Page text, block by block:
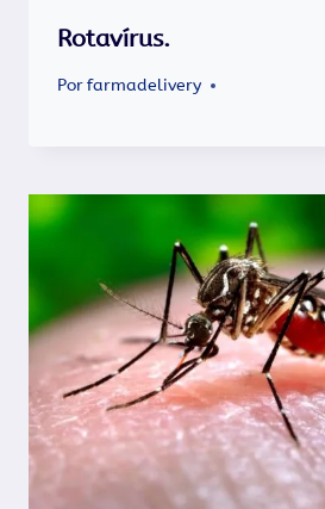
Rotavírus.
Porfarmadelivery